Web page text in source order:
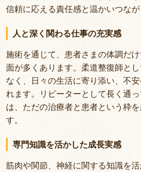
信頼に応える責任感と温かいつなが
人と深く関わる仕事の充実感
施術を通じて、患者さまの体調だ
面が多くあります。柔道整復師と
なく、日々の生活に寄り添い、不
れます。リピーターとして長く通
は、ただの治療者と患者という枠
す。
専門知識を活かした成長実感
筋肉や関節、神経に関する知識を